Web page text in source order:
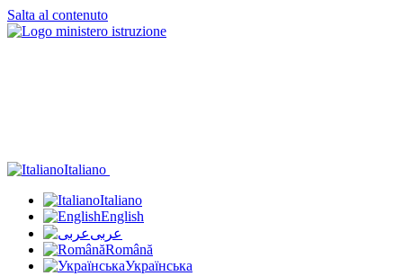
Salta al contenuto
Italiano
Italiano
English
عربى
Română
Українська